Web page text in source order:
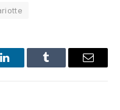
LinkedInTumblr Email